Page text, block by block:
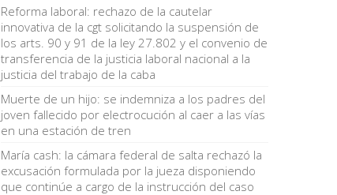
Reforma laboral: rechazo de la cautelar
innovativa de la cgt solicitando la suspensión de
los arts. 90 y 91 de la ley 27.802 y el convenio de
transferencia de la justicia laboral nacional a la
justicia del trabajo de la caba
Muerte de un hijo: se indemniza a los padres del
joven fallecido por electrocución al caer a las vías
en una estación de tren
María cash: la cámara federal de salta rechazó la
excusación formulada por la jueza disponiendo
que continúe a cargo de la instrucción del caso